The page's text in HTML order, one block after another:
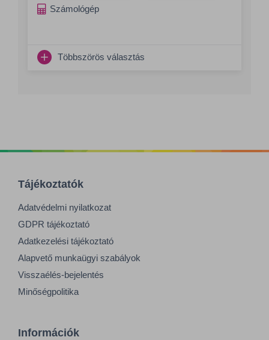
Számológép
Többszörös választás
Tájékoztatók
Adatvédelmi nyilatkozat
GDPR tájékoztató
Adatkezelési tájékoztató
Alapvető munkaügyi szabályok
Visszaélés-bejelentés
Minőségpolitika
Információk